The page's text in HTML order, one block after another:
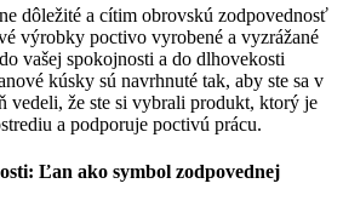
dôležité a cítim obrovskú zodpovednosť
výrobky poctivo vyrobené a vyzrážané
vašej spokojnosti a do dlhovekosti
kúsky sú navrhnuté tak, aby ste sa v
vedeli, že ste si vybrali produkt, ktorý je
a podporuje poctivú prácu.
Ľan ako symbol zodpovednej